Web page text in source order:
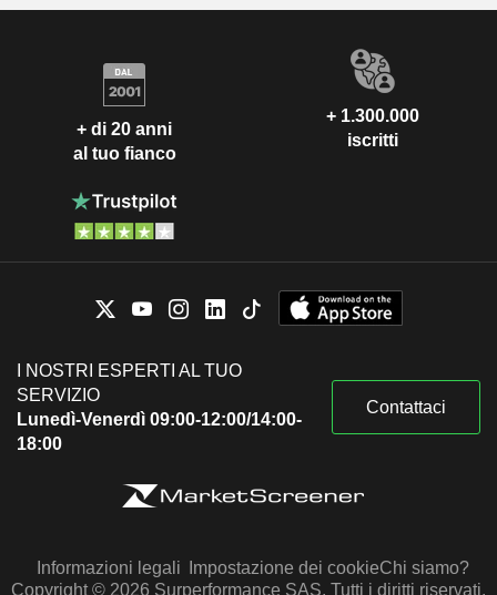
+ di 20 anni
al tuo fianco
+ 1.300.000
iscritti
I NOSTRI ESPERTI AL TUO
SERVIZIO
Lunedì-Venerdì 09:00-12:00/14:00-
18:00
Contattaci
Informazioni legali Impostazione dei cookieChi siamo?
Copyright © 2026 Surperformance SAS. Tutti i diritti riservati.